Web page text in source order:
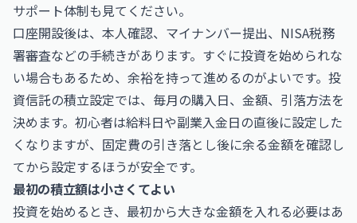
サポート体制も見てください。
口座開設後は、本人確認、マイナンバー提出、NISA税務
署審査などの手続きがあります。すぐに投資を始められな
い場合もあるため、余裕を持って進めるのがよいです。投
資信託の積立設定では、毎月の購入日、金額、引落方法を
決めます。初心者は給料日や副業入金日の直後に設定した
くなりますが、固定費の引き落とし後に余る金額を確認し
てから設定するほうが安全です。
最初の積立額は小さくてよい
投資を始めるとき、最初から大きな金額を入れる必要はあ